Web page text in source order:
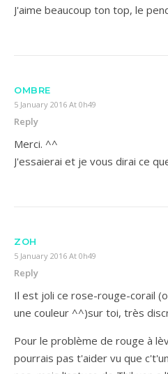
J'aime beaucoup ton top, le
OMBRE
5 January 2016 At 0h49
Reply
Merci. ^^
J'essaierai et je vous dirai ce
ZOH
5 January 2016 At 0h49
Reply
Il est joli ce rose-rouge-corail
une couleur ^^)sur toi, très
Pour le problème de rouge à
pourrais pas t'aider vu que